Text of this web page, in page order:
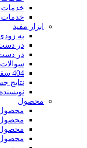
خدمات
خدمات
ابزار مفید
به
در دست
در دست
404 سفارشی
نتایج
محصول
محصول
محصول
محصول